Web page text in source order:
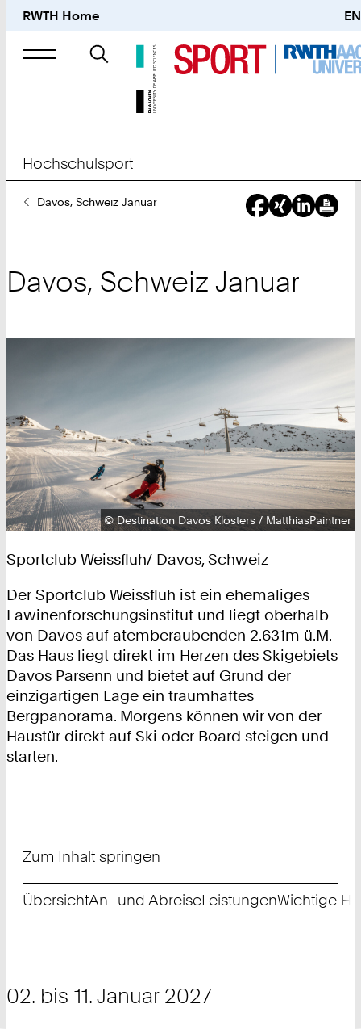
RWTH Home EN
Suche
nach
Hochschulsport
SieDavos, Schweiz Januar
Davos, Schweiz Januar
Urheberrecht:
©Destination Davos Klosters / MatthiasPaintner
Sportclub Weissfluh/ Davos, Schweiz
Der Sportclub Weissfluh ist ein ehemaliges
Lawinenforschungsinstitut und liegt oberhalb
von Davos auf atemberaubenden 2.631m ü.M.
Das Haus liegt direkt im Herzen des Skigebiets
Davos Parsenn und bietet auf Grund der
einzigartigen Lage ein traumhaftes
Bergpanorama. Morgens können wir von der
Haustür direkt auf Ski oder Board steigen und
starten.
Zum Inhalt springen
ÜbersichtAn- und AbreiseLeistungenWichtige
02. bis 11. Januar 2027